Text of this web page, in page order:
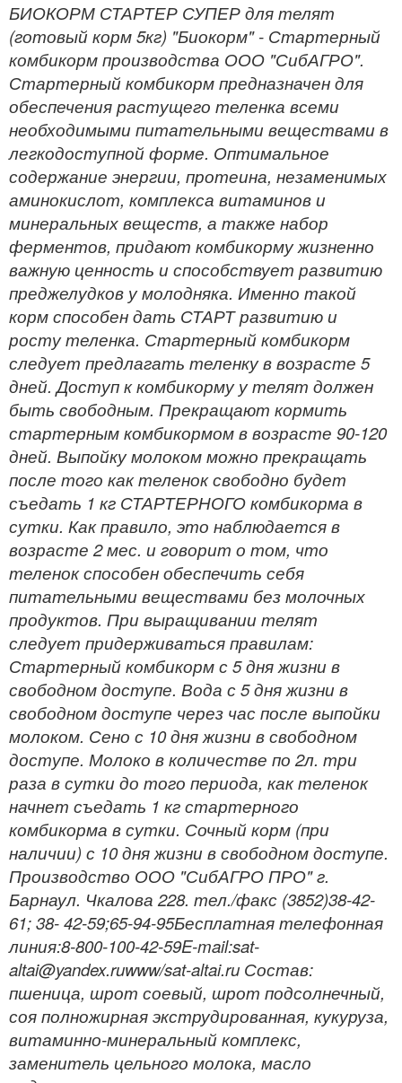
БИОКОРМ СТАРТЕР СУПЕР для телят
(готовый корм 5кг) "Биокорм" - Стартерный
комбикорм производства ООО "СибАГРО".
Стартерный комбикорм предназначен для
обеспечения растущего теленка всеми
необходимыми питательными веществами в
легкодоступной форме. Оптимальное
содержание энергии, протеина, незаменимых
аминокислот, комплекса витаминов и
минеральных веществ, а также набор
ферментов, придают комбикорму жизненно
важную ценность и способствует развитию
преджелудков у молодняка. Именно такой
корм способен дать СТАРТ развитию и
росту теленка. Стартерный комбикорм
следует предлагать теленку в возрасте 5
дней. Доступ к комбикорму у телят должен
быть свободным. Прекращают кормить
стартерным комбикормом в возрасте 90-120
дней. Выпойку молоком можно прекращать
после того как теленок свободно будет
съедать 1 кг СТАРТЕРНОГО комбикорма в
сутки. Как правило, это наблюдается в
возрасте 2 мес. и говорит о том, что
теленок способен обеспечить себя
питательными веществами без молочных
продуктов. При выращивании телят
следует придерживаться правилам:
Стартерный комбикорм с 5 дня жизни в
свободном доступе. Вода с 5 дня жизни в
свободном доступе через час после выпойки
молоком. Сено с 10 дня жизни в свободном
доступе. Молоко в количестве по 2л. три
раза в сутки до того периода, как теленок
начнет съедать 1 кг стартерного
комбикорма в сутки. Сочный корм (при
наличии) с 10 дня жизни в свободном доступе.
Производство ООО "СибАГРО ПРО" г.
Барнаул. Чкалова 228. тел./факс (3852)38-42-
61; 38- 42-59;65-94-95Бесплатная телефонная
линия:8-800-100-42-59E-mail:sat-
altai@yandex.ruwww/sat-altai.ru Состав:
пшеница, шрот соевый, шрот подсолнечный,
соя полножирная экструдированная, кукуруза,
витаминно-минеральный комплекс,
заменитель цельного молока, масло